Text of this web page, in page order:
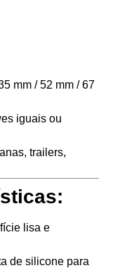
mm / 52 mm / 67
iguais ou
trailers,
lisa e
de silicone para